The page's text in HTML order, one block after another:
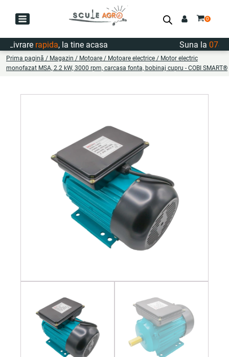
rapida, la tine acasa Suna la
Prima pagină / Magazin / Motoare / Motoare electrice / Motor electric
monofazat MSA, 2.2 kW, 3000 rpm, carcasa fonta, bobinaj cupru - COBI SMART®